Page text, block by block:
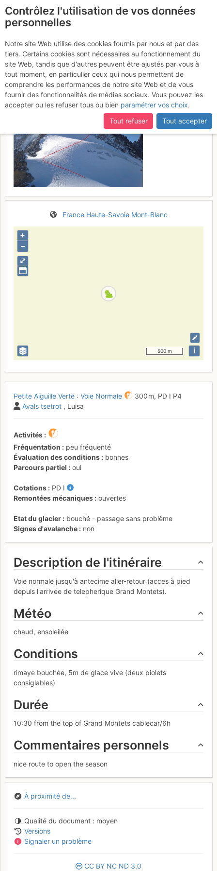
Petite Aiguille Verte :
Voie Normale
Dimanche 9 avril 2017
France Haute-Savoie Mont-Blanc
⤢
+
–
500 m i
Petite Aiguille Verte : Voie Normale 300 m, PD I P4
Avals tsetrot , Luisa
Activités
Fréquentation
peu fréquenté
Évaluation des conditions
bonnes
Parcours partiel
oui
Cotations PD I
Remontées mécaniques
ouvertes
Etat du glacier
bouché - passage sans problème
Signes d'avalanche
non
Description de l'itinéraire
Voie normale jusqu'à antecime aller-retour (acces à pied
depuis l'arrivée de telepherique Grand Montets).
Météo
chaud, ensoleilée
Conditions
rimaye bouchée, 5m de glace vive (deux piolets
consiglables)
Durée
10:30 from the top of Grand Montets cablecar/6h
Commentaires personnels
nice route to open the season
À proximité de...
Qualité du document
moyen
Versions
Signaler un problème
CC BY NC ND 3.0
Contrôlez l'utilisation de vos données
personnelles
Notre site Web utilise des cookies fournis par nous et par des
tiers. Certains cookies sont nécessaires au fonctionnement du
site Web, tandis que d'autres peuvent être ajustés par vous à
tout moment, en particulier ceux qui nous permettent de
comprendre les performances de notre site Web et de vous
fournir des fonctionnalités de médias sociaux. Vous pouvez les
accepter ou les refuser tous ou bien paramétrer vos choix.
Tout refuser
Tout accepter